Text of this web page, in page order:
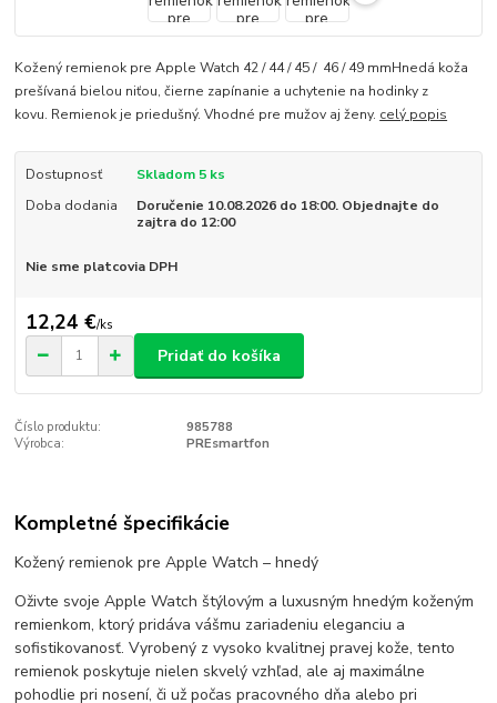
Kožený remienok pre Apple Watch 42 / 44 / 45 / 46 / 49 mmHnedá koža
prešívaná bielou niťou, čierne zapínanie a uchytenie na hodinky z
kovu. Remienok je priedušný. Vhodné pre mužov aj ženy. celý popis
Dostupnosť
Skladom 5 ks
Doba dodania
Doručenie 10.08.2026 do 18:00. Objednajte do
zajtra do 12:00
Nie sme platcovia DPH
12,24 €/ks
Pridať do košíka
Číslo produktu:
985788
Výrobca:
PREsmartfon
Kompletné špecifikácie
Kožený remienok pre Apple Watch – hnedý
Oživte svoje Apple Watch štýlovým a luxusným hnedým koženým
remienkom, ktorý pridáva vášmu zariadeniu eleganciu a
sofistikovanosť. Vyrobený z vysoko kvalitnej pravej kože, tento
remienok poskytuje nielen skvelý vzhľad, ale aj maximálne
pohodlie pri nosení, či už počas pracovného dňa alebo pri